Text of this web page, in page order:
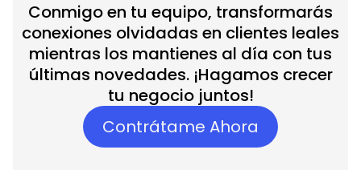
Conmigo en tu equipo, transformarás
conexiones olvidadas en clientes leales
mientras los mantienes al día con tus
últimas novedades. ¡Hagamos crecer
tu negocio juntos!
Contrátame Ahora